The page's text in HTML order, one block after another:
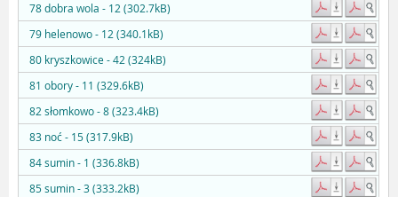
78 dobra wola - 12 (302.7kB)
79 helenowo - 12 (340.1kB)
80 kryszkowice - 42 (324kB)
81 obory - 11 (329.6kB)
82 słomkowo - 8 (323.4kB)
83 noć - 15 (317.9kB)
84 sumin - 1 (336.8kB)
85 sumin - 3 (333.2kB)